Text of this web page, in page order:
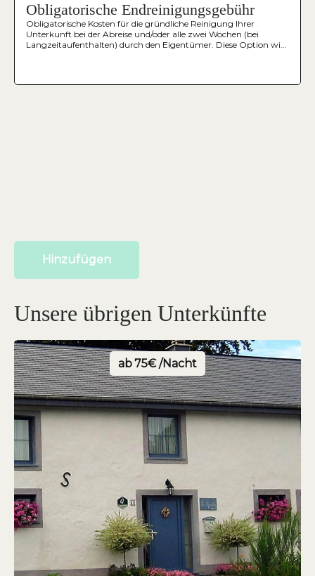
Obligatorische Endreinigungsgebühr
Obligatorische Kosten für die gründliche Reinigung Ihrer
Unterkunft bei der Abreise und/oder alle zwei Wochen (bei
Langzeitaufenthalten) durch den Eigentümer. Diese Option wird
Hinzufügen
Unsere übrigen Unterkünfte
ab75€ /Nacht